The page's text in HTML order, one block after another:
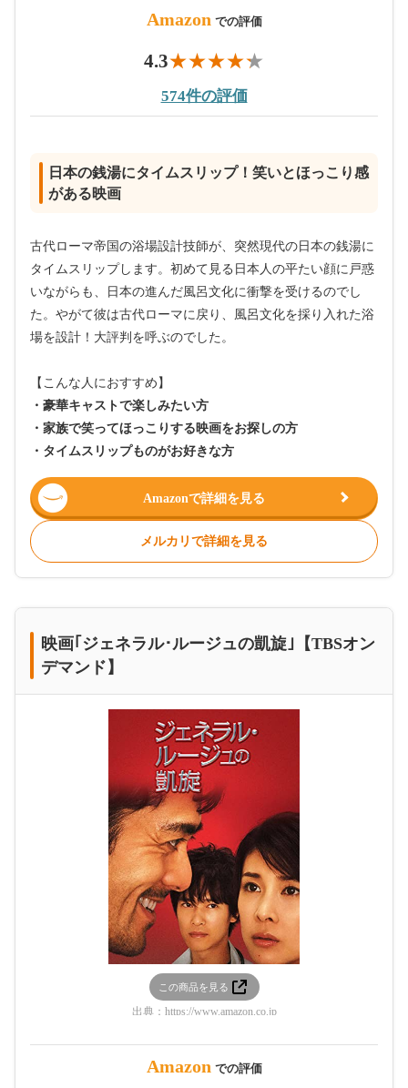
Amazon での評価
4.3
574件の評価
日本の銭湯にタイムスリップ！笑いとほっこり感
がある映画
古代ローマ帝国の浴場設計技師が、突然現代の日本の銭湯に
タイムスリップします。初めて見る日本人の平たい顔に戸惑
いながらも、日本の進んだ風呂文化に衝撃を受けるのでし
た。やがて彼は古代ローマに戻り、風呂文化を採り入れた浴
場を設計！大評判を呼ぶのでした。
【こんな人におすすめ】
・豪華キャストで楽しみたい方
・家族で笑ってほっこりする映画をお探しの方
・タイムスリップものがお好きな方
Amazonで詳細を見る
メルカリで詳細を見る
映画｢ジェネラル･ルージュの凱旋｣【TBSオン
デマンド】
この商品を見る
出典： https://www.amazon.co.jp
Amazon での評価